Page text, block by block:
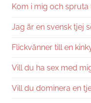
Kom i mig och
Jag är en svensk tjej
Flickvänner till en
Vill du ha sex med
Vill du dominera en